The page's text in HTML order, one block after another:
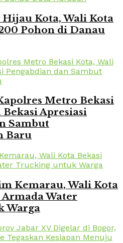
Kota, Wali Kota
Pohon di Danau
Metro Bekasi
Apresiasi
Sambut
Baru
Kemarau, Wali Kota
Armada Water
Warga